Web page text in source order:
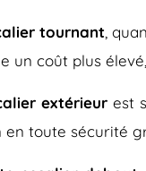
tournant ,
un coût plus
extérieurest
en toute sécurité